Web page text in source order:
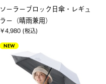
ソーラーブロック日傘・レギュ
ラー（晴雨兼用）
￥4,980 (税込)
NEW